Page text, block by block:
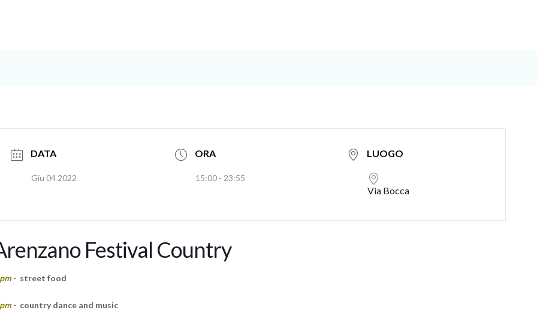
DATA
Giu 04 2022
ORA
15:00 - 23:55
LUOGO
Via Bocca
Festival Country
- street food
- country dance and music